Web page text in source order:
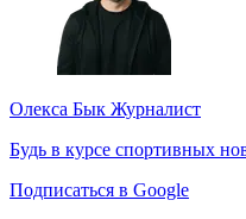
Олекса Бык Журналист
Будь в курсе спортивных
Подписаться в Google